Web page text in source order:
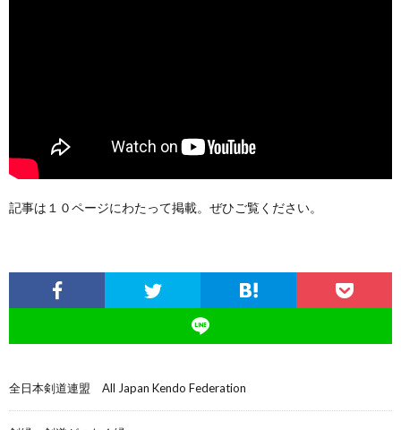
記事は１０ページにわたって掲載。ぜひご覧ください。
全日本剣道連盟 All Japan Kendo Federation